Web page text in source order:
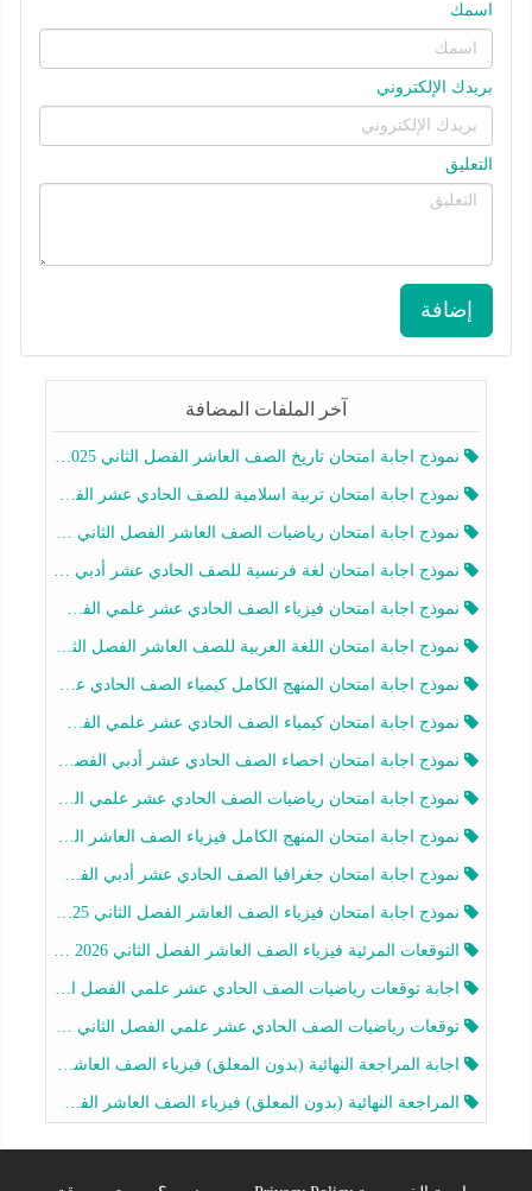
اسمك
بريدك الإلكتروني
التعليق
إضافة
آخر الملفات المضافة
نموذج اجابة امتحان تاريخ الصف العاشر الفصل الثاني 2025-2026
نموذج اجابة امتحان تربية اسلامية للصف الحادي عشر الفصل الثاني 2025-2026
نموذج اجابة امتحان رياضيات الصف العاشر الفصل الثاني 2025-2026
نموذج اجابة امتحان لغة فرنسية للصف الحادي عشر أدبي الفصل الثاني 2025-2026
نموذج اجابة امتحان فيزياء الصف الحادي عشر علمي الفصل الثاني 2025-2026
نموذج اجابة امتحان اللغة العربية للصف العاشر الفصل الثاني 2025-2026
نموذج اجابة امتحان المنهج الكامل كيمياء الصف الحادي عشر علمي الفصل الثاني 2025-2026
نموذج اجابة امتحان كيمياء الصف الحادي عشر علمي الفصل الثاني 2025-2026
نموذج اجابة امتحان احصاء الصف الحادي عشر أدبي الفصل الثاني 2025-2026
نموذج اجابة امتحان رياضيات الصف الحادي عشر علمي الفصل الثاني 2025-2026
نموذج اجابة امتحان المنهج الكامل فيزياء الصف العاشر الفصل الثاني 2025-2026
نموذج اجابة امتحان جغرافيا الصف الحادي عشر أدبي الفصل الثاني 2025-2026
نموذج اجابة امتحان فيزياء الصف العاشر الفصل الثاني 2025-2026
التوقعات المرئية فيزياء الصف العاشر الفصل الثاني 2026 أ هيثم الليثي
اجابة توقعات رياضيات الصف الحادي عشر علمي الفصل الثاني 2025-2026 أ عمرو فايز
توقعات رياضيات الصف الحادي عشر علمي الفصل الثاني 2025-2026 أ عمرو فايز
اجابة المراجعة النهائية (بدون المعلق) فيزياء الصف العاشر الفصل الثاني أ أحمد نبيه
المراجعة النهائية (بدون المعلق) فيزياء الصف العاشر الفصل الثاني أ أحمد نبيه